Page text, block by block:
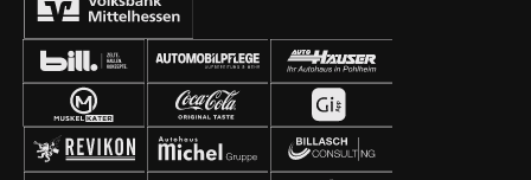
Unterstützung bei der Umsetzung der Renovierung
unserer Geschäftsstelle!🙏🏼 #geschäftsstelle
#waldstadion #renovierung #fcgiessen #fussball
#aufgehtsgiessen #fußballzuhause #giessen #fcg